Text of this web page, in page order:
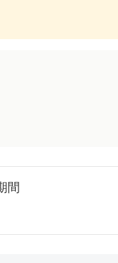
間